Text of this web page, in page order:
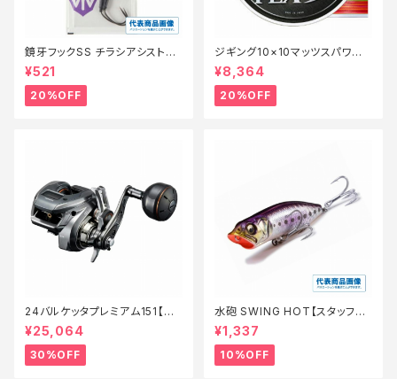
鏡牙フックSS チラシアシスト
【特価仕掛】【20】
¥521
20%OFF
ジギング10×10マッツスパワーP
PEX9 300m 2号【特価仕掛】
【20】
¥8,364
20%OFF
24バルケッタプレミアム151【特
価リール】【30】
¥25,064
30%OFF
水砲 SWING HOT【スタッフ永
徳夏のチニングオススメルアー】
¥1,337
10%OFF